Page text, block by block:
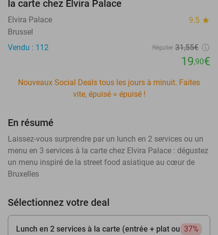
la carte chez Elvira Palace
Elvira Palace 9.5 star
Brussel
Vendu : 112
Régulier 31,55€
19,90€
Nouveaux Social Deals tous les jours à minuit. Faites
vite, épuisé = épuisé !
En résumé
Laissez-vous surprendre par un lunch en 2 services ou un
menu en 3 services à la carte chez Elvira Palace : dégustez
un menu inspiré de la street food asiatique au cœur de
Bruxelles
Sélectionnez votre deal
Lunch en 2 services à la carte (entrée + plat ou 37%